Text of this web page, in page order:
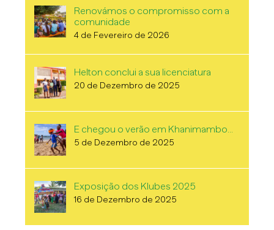
Renovámos o compromisso com a
comunidade
4 de Fevereiro de 2026
Helton conclui a sua licenciatura
20 de Dezembro de 2025
E chegou o verão em Khanimambo…
5 de Dezembro de 2025
Exposição dos Klubes 2025
16 de Dezembro de 2025